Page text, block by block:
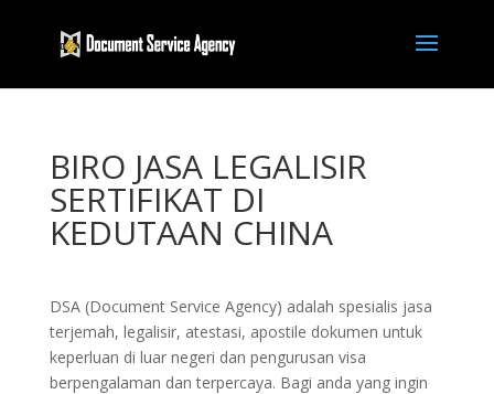
BIRO JASA LEGALISIR
SERTIFIKAT DI
KEDUTAAN CHINA
DSA (Document Service Agency) adalah spesialis jasa
terjemah, legalisir, atestasi, apostile dokumen untuk
keperluan di luar negeri dan pengurusan visa
berpengalaman dan terpercaya. Bagi anda yang ingin